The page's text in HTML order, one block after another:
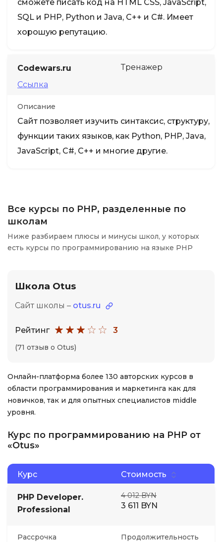
сможете писать код на HTML CSS, JavaScript,
SQL и PHP, Python и Java, C++ и C#. Имеет
хорошую репутацию.
Codewars.ru
Ссылка
Тренажер
Описание
Сайт позволяет изучить синтаксис, структуру,
функции таких языков, как Python, PHP, Java,
JavaScript, C#, C++ и многие другие.
Все курсы по PHP, разделенные по
школам
Ниже разбираем плюсы и минусы школ, у которых
есть курсы по программированию на языке PHP
Школа Otus
Сайт школы – otus.ru
Рейтинг 3
(71 отзыв о Otus)
Онлайн-платформа более 130 авторских курсов в
области программирования и маркетинга как для
новичков, так и для опытных специалистов middle
уровня.
Курс по программированию на PHP от
«Otus»
Курс Стоимость
PHP Developer.
Professional
4 012 BYN
3 611 BYN
Рассрочка Продолжительность